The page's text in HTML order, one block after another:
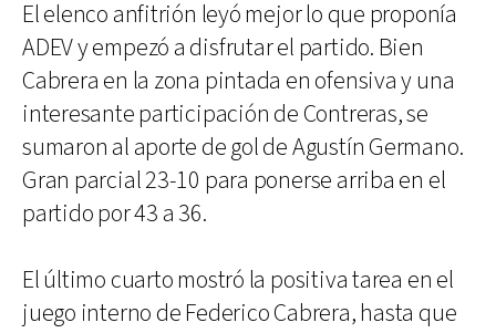
El elenco anfitrión leyó mejor lo que proponía
ADEV y empezó a disfrutar el partido. Bien
Cabrera en la zona pintada en ofensiva y una
interesante participación de Contreras, se
sumaron al aporte de gol de Agustín Germano.
Gran parcial 23-10 para ponerse arriba en el
partido por 43 a 36.
El último cuarto mostró la positiva tarea en el
juego interno de Federico Cabrera, hasta que